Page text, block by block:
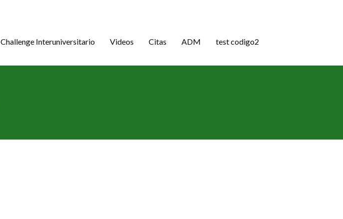
Challenge Interuniversitario Videos Citas ADM test codigo2